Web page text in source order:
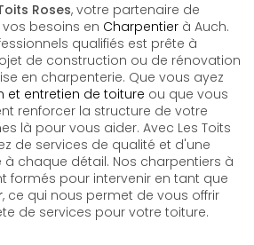
Roses, votre partenaire de
besoins en Charpentier à Auch.
qualifiés est prête à
de construction ou de rénovation
en charpenterie. Que vous ayez
et entretien de toiture ou que vous
renforcer la structure de votre
là pour vous aider. Avec Les Toits
de services de qualité et d'une
chaque détail. Nos charpentiers à
formés pour intervenir en tant que
, ce qui nous permet de vous offrir
de services pour votre toiture.